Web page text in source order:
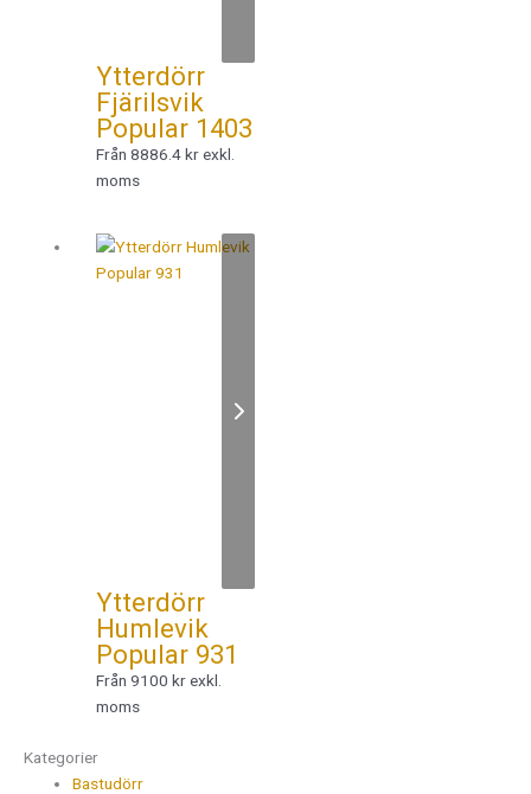
Ytterdörr
Fjärilsvik
Popular 1403
Från 8886.4 kr exkl.
moms
Ytterdörr
Humlevik
Popular 931
Från 9100 kr exkl.
moms
Kategorier
Bastudörr